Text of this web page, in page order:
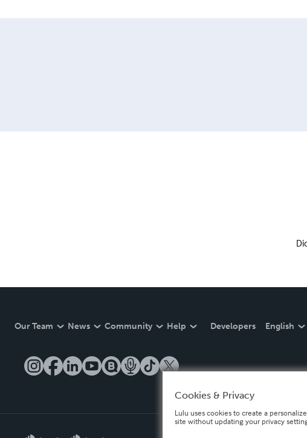
Our Team News Community Help Developers English
Cookies & Privacy
Lulu uses cookies to create a
site without updating your privacy